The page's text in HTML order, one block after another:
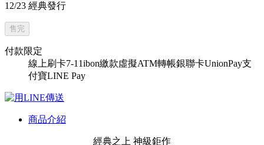
12/23 經典發行
售完
付款限定
線上刷卡7-11ibon繳款虛擬ATM轉帳銀聯卡UnionPay支
付寶LINE Pay
商品介紹
經典之上 神級鉅作